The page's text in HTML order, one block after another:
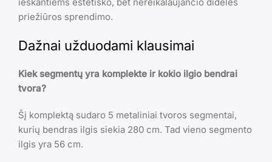
priežiūros sprendimo.
Dažnai užduodami klausimai
Kiek segmentų yra komplekte ir kokio ilgio bendrai
tvora?
Šį komplektą sudaro 5 metaliniai tvoros segmentai,
kurių bendras ilgis siekia 280 cm. Tad vieno segmento
ilgis yra 56 cm.